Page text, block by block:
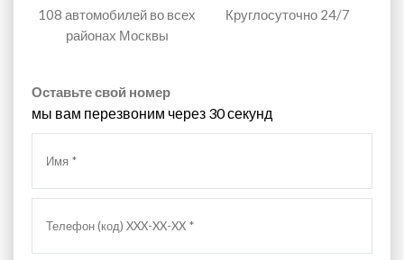
108 автомобилей во всех
районах Москвы
Круглосуточно 24/7
Оставьте свой номер
мы вам перезвоним через 30 секунд